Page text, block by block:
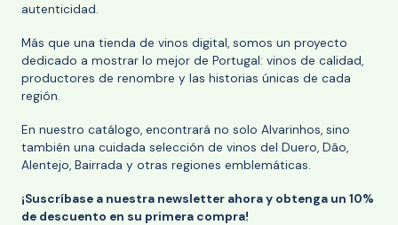
autenticidad.
Más que una tienda de vinos digital, somos un proyecto
dedicado a mostrar lo mejor de Portugal: vinos de calidad,
productores de renombre y las historias únicas de cada
región.
En nuestro catálogo, encontrará no solo Alvarinhos, sino
también una cuidada selección de vinos del Duero, Dão,
Alentejo, Bairrada y otras regiones emblemáticas.
¡Suscríbase a nuestra newsletter ahora y obtenga un 10%
de descuento en su primera compra!